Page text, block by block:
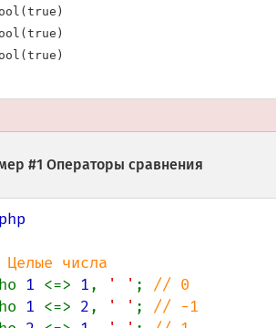
#1 Операторы сравнения
1 <=> 1, ' ' ;
1 <=> 2, ' ' ;